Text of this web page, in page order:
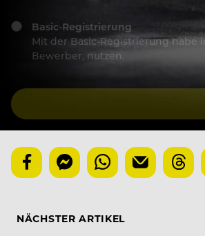
Basic-Registrierung
Mit der Basic-Registrierung habe
Bewerber, nutzen.
NÄCHSTER ARTIKEL